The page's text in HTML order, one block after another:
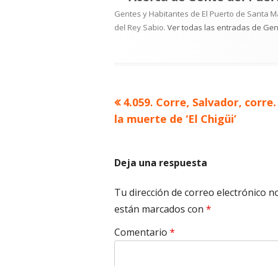
Gentes y Habitantes de El Puerto de Santa
del Rey Sabio. Ver todas las entradas de
Navegación
entradas
Artículo
anterior
4.059. Corre, Salvador, corre.
la muerte de ‘El Chigüi’
Deja una respuesta
Tu dirección de correo electrónico
están marcados con *
Comentario *